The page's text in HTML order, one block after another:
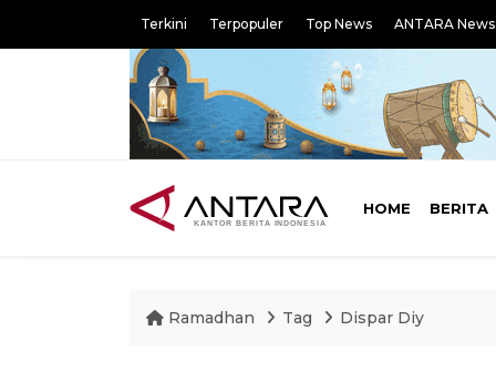
Terkini Terpopuler Top News ANTARA News
HOME BERITA
Ramadhan Tag Dispar Diy